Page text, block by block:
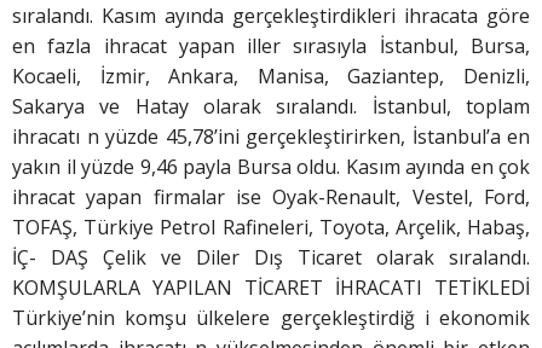
sıralandı. Kasım ayında gerçekleştirdikleri ihracata göre
en fazla ihracat yapan iller sırasıyla İstanbul, Bursa,
Kocaeli, İzmir, Ankara, Manisa, Gaziantep, Denizli,
Sakarya ve Hatay olarak sıralandı. İstanbul, toplam
ihracatı n yüzde 45,78’ini gerçekleştirirken, İstanbul’a en
yakın il yüzde 9,46 payla Bursa oldu. Kasım ayında en çok
ihracat yapan firmalar ise Oyak-Renault, Vestel, Ford,
TOFAŞ, Türkiye Petrol Rafineleri, Toyota, Arçelik, Habaş,
İÇ- DAŞ Çelik ve Diler Dış Ticaret olarak sıralandı.
KOMŞULARLA YAPILAN TİCARET İHRACATI TETİKLEDİ
Türkiye’nin komşu ülkelere gerçekleştirdiğ i ekonomik